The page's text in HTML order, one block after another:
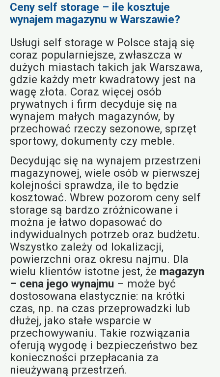
Ceny self storage – ile kosztuje
wynajem magazynu w Warszawie?
Usługi self storage w Polsce stają się
coraz popularniejsze, zwłaszcza w
dużych miastach takich jak Warszawa,
gdzie każdy metr kwadratowy jest na
wagę złota. Coraz więcej osób
prywatnych i firm decyduje się na
wynajem małych magazynów, by
przechować rzeczy sezonowe, sprzęt
sportowy, dokumenty czy meble.
Decydując się na wynajem przestrzeni
magazynowej, wiele osób w pierwszej
kolejności sprawdza, ile to będzie
kosztować. Wbrew pozorom ceny self
storage są bardzo zróżnicowane i
można je łatwo dopasować do
indywidualnych potrzeb oraz budżetu.
Wszystko zależy od lokalizacji,
powierzchni oraz okresu najmu. Dla
wielu klientów istotne jest, że magazyn
– cena jego wynajmu– może być
dostosowana elastycznie: na krótki
czas, np. na czas przeprowadzki lub
dłużej, jako stałe wsparcie w
przechowywaniu. Takie rozwiązania
oferują wygodę i bezpieczeństwo bez
konieczności przepłacania za
nieużywaną przestrzeń.